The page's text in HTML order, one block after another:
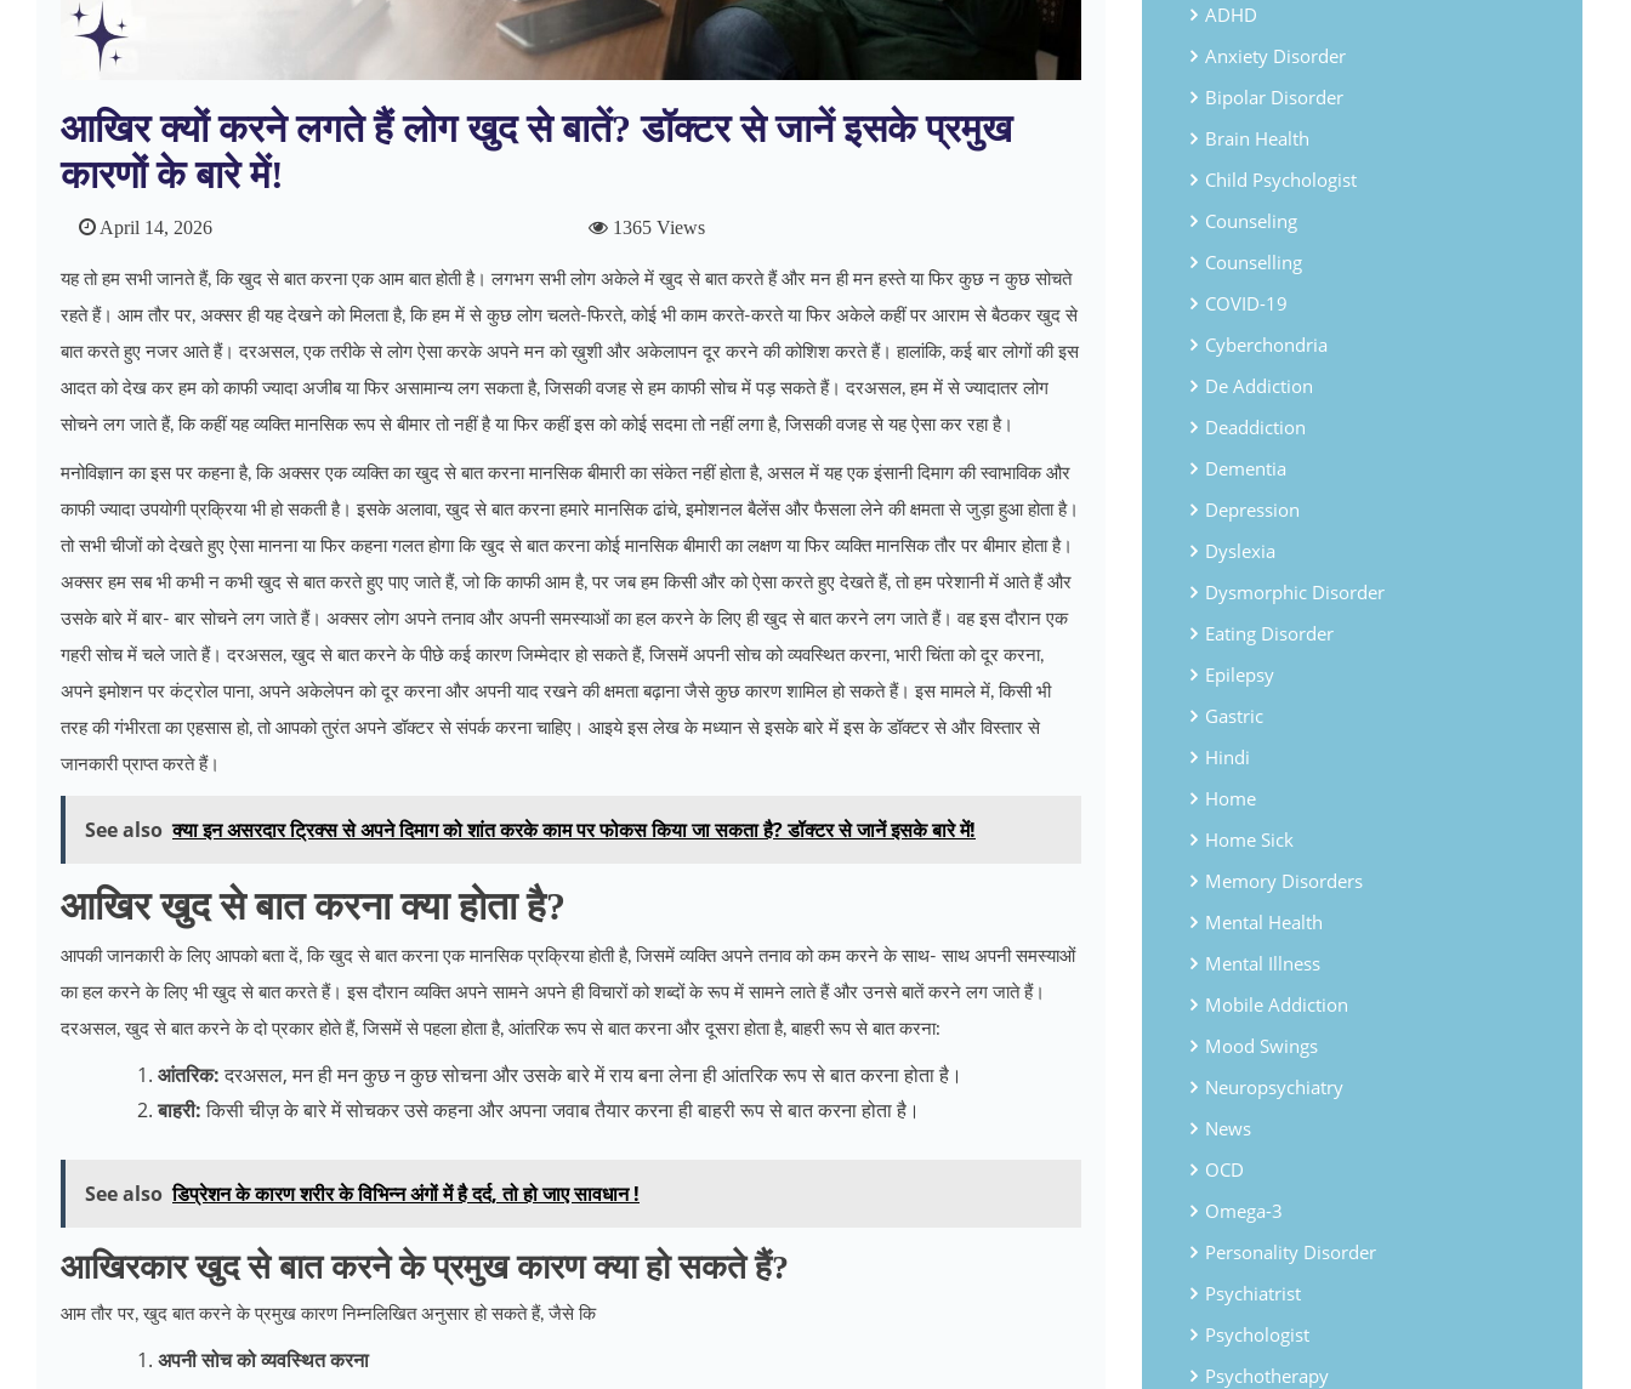
आखिर क्यों करने लगते हैं लोग खुद से बातें? डॉक्टर से जानें इसके प्रमुख
कारणों के बारे में!
April 14, 2026 1365 Views
यह तो हम सभी जानते हैं, कि खुद से बात करना एक आम बात होती है। लगभग सभी लोग अकेले में खुद से बात करते हैं और मन ही मन हस्ते या फिर कुछ न कुछ सोचते
रहते हैं। आम तौर पर, अक्सर ही यह देखने को मिलता है, कि हम में से कुछ लोग चलते-फिरते, कोई भी काम करते-करते या फिर अकेले कहीं पर आराम से बैठकर खुद से
बात करते हुए नजर आते हैं। दरअसल, एक तरीके से लोग ऐसा करके अपने मन को ख़ुशी और अकेलापन दूर करने की कोशिश करते हैं। हालांकि, कई बार लोगों की इस
आदत को देख कर हम को काफी ज्यादा अजीब या फिर असामान्य लग सकता है, जिसकी वजह से हम काफी सोच में पड़ सकते हैं। दरअसल, हम में से ज्यादातर लोग
सोचने लग जाते हैं, कि कहीं यह व्यक्ति मानसिक रूप से बीमार तो नहीं है या फिर कहीं इस को कोई सदमा तो नहीं लगा है, जिसकी वजह से यह ऐसा कर रहा है।
मनोविज्ञान का इस पर कहना है, कि अक्सर एक व्यक्ति का खुद से बात करना मानसिक बीमारी का संकेत नहीं होता है, असल में यह एक इंसानी दिमाग की स्वाभाविक और
काफी ज्यादा उपयोगी प्रक्रिया भी हो सकती है। इसके अलावा, खुद से बात करना हमारे मानसिक ढांचे, इमोशनल बैलेंस और फैसला लेने की क्षमता से जुड़ा हुआ होता है।
तो सभी चीजों को देखते हुए ऐसा मानना या फिर कहना गलत होगा कि खुद से बात करना कोई मानसिक बीमारी का लक्षण या फिर व्यक्ति मानसिक तौर पर बीमार होता है।
अक्सर हम सब भी कभी न कभी खुद से बात करते हुए पाए जाते हैं, जो कि काफी आम है, पर जब हम किसी और को ऐसा करते हुए देखते हैं, तो हम परेशानी में आते हैं और
उसके बारे में बार- बार सोचने लग जाते हैं। अक्सर लोग अपने तनाव और अपनी समस्याओं का हल करने के लिए ही खुद से बात करने लग जाते हैं। वह इस दौरान एक
गहरी सोच में चले जाते हैं। दरअसल, खुद से बात करने के पीछे कई कारण जिम्मेदार हो सकते हैं, जिसमें अपनी सोच को व्यवस्थित करना, भारी चिंता को दूर करना,
अपने इमोशन पर कंट्रोल पाना, अपने अकेलेपन को दूर करना और अपनी याद रखने की क्षमता बढ़ाना जैसे कुछ कारण शामिल हो सकते हैं। इस मामले में, किसी भी
तरह की गंभीरता का एहसास हो, तो आपको तुरंत अपने डॉक्टर से संपर्क करना चाहिए। आइये इस लेख के मध्यान से इसके बारे में इस के डॉक्टर से और विस्तार से
जानकारी प्राप्त करते हैं।
See also क्या इन असरदार ट्रिक्स से अपने दिमाग को शांत करके काम पर फोकस किया जा सकता है? डॉक्टर से जानें इसके बारे में!
आखिर खुद से बात करना क्या होता है?
आपकी जानकारी के लिए आपको बता दें, कि खुद से बात करना एक मानसिक प्रक्रिया होती है, जिसमें व्यक्ति अपने तनाव को कम करने के साथ- साथ अपनी समस्याओं
का हल करने के लिए भी खुद से बात करते हैं। इस दौरान व्यक्ति अपने सामने अपने ही विचारों को शब्दों के रूप में सामने लाते हैं और उनसे बातें करने लग जाते हैं।
दरअसल, खुद से बात करने के दो प्रकार होते हैं, जिसमें से पहला होता है, आंतरिक रूप से बात करना और दूसरा होता है, बाहरी रूप से बात करना:
आंतरिक:दरअसल, मन ही मन कुछ न कुछ सोचना और उसके बारे में राय बना लेना ही आंतरिक रूप से बात करना होता है।
बाहरी:किसी चीज़ के बारे में सोचकर उसे कहना और अपना जवाब तैयार करना ही बाहरी रूप से बात करना होता है।
See also डिप्रेशन के कारण शरीर के विभिन्न अंगों में है दर्द, तो हो जाए सावधान !
आखिरकार खुद से बात करने के प्रमुख कारण क्या हो सकते हैं?
आम तौर पर, खुद बात करने के प्रमुख कारण निम्नलिखित अनुसार हो सकते हैं, जैसे कि
अपनी सोच को व्यवस्थित करना
ADHD
Anxiety Disorder
Bipolar Disorder
Brain Health
Child Psychologist
Counseling
Counselling
COVID-19
Cyberchondria
De Addiction
Deaddiction
Dementia
Depression
Dyslexia
Dysmorphic Disorder
Eating Disorder
Epilepsy
Gastric
Hindi
Home
Home Sick
Memory Disorders
Mental Health
Mental Illness
Mobile Addiction
Mood Swings
Neuropsychiatry
News
OCD
Omega-3
Personality Disorder
Psychiatrist
Psychologist
Psychotherapy